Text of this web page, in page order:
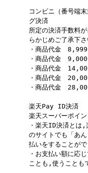
コンビニ（番号端
グ決済
所定の決済手数料
らかじめご了承下さ
・商品代金
・商品代金
・商品代金
・商品代金
・商品代金
楽天Pay ID決済
楽天スーパーポイン
・楽天ID決済とは,
のサイトでも「あ
払いをすることがで
・お支払い額に応
ことも,使うことも